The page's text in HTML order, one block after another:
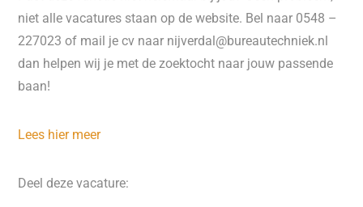
niet alle vacatures staan op de website. Bel naar 0548 –
227023 of mail je cv naar nijverdal@bureautechniek.nl
dan helpen wij je met de zoektocht naar jouw passende
baan!
Lees hier meer
Deel deze vacature: